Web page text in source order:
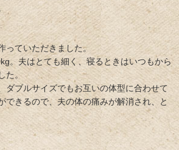
っていただきました。
。夫はとても細く、寝るときはいつもから
た。
ダブルサイズでもお互いの体型に合わせて
できるので、夫の体の痛みが解消され、と